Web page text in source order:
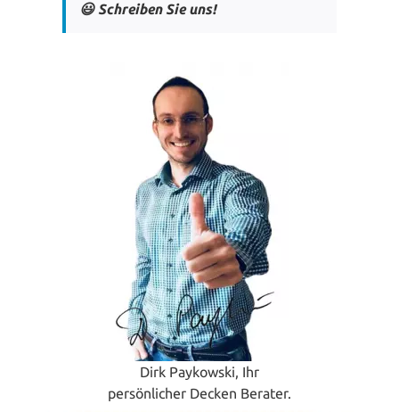
😃 Schreiben Sie uns!
Dirk Paykowski, Ihr
persönlicher Decken Berater.